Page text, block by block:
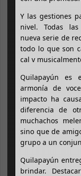
Y las gestiones
nivel. Todas las
nueva serie de
todo lo que son
cal v
Quilapayún es
armonía de
impacto ha
diferencia de
muchachos
sino que de
grupo a un
Quilapayún
brindar.